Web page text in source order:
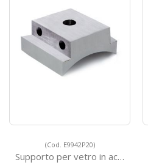
(Cod. E9942P20)
Supporto per vetro in acciao E9942P20